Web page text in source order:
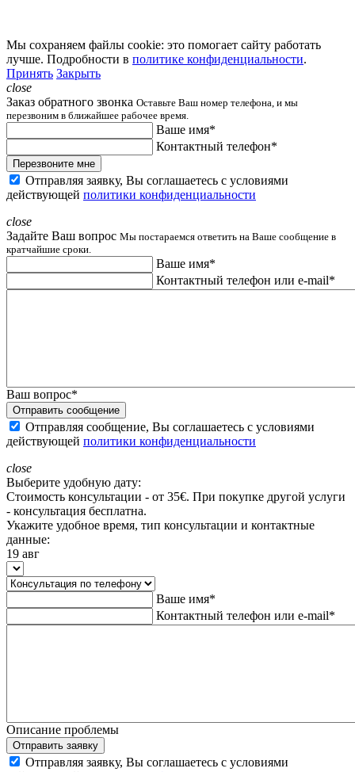
Мы cохраняем файлы cookie: это помогает сайту работать
лучше. Подробности в политике конфиденциальности.
Принять Закрыть
close
Заказ обратного звонка Оставьте Ваш номер телефона, и мы
перезвоним в ближайшее рабочее время.
Ваше имя*
Контактный телефон*
Перезвоните мне
Отправляя заявку, Вы соглашаетесь с условиями
действующей политики конфиденциальности
close
Задайте Ваш вопрос Мы постараемся ответить на Ваше сообщение в
кратчайшие сроки.
Ваше имя*
Контактный телефон или e-mail*
Ваш вопрос*
Отправить сообщение
Отправляя сообщение, Вы соглашаетесь с условиями
действующей политики конфиденциальности
close
Выберите удобную дату:
Стоимость консультации - от 35€. При покупке другой услуги
- консультация бесплатна.
Укажите удобное время, тип консультации и контактные
данные:
19 авг
Ваше имя*
Контактный телефон или e-mail*
Описание проблемы
Отправить заявку
Отправляя заявку, Вы соглашаетесь с условиями